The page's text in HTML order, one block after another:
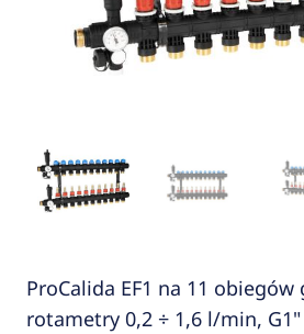
ProCalida EF1 na 11 obiegów
rotametry 0,2 ÷ 1,6 l/min, G1"